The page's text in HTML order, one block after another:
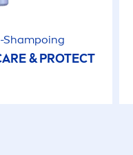
Shampoing
&PROTECT